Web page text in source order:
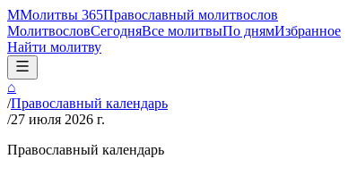
ММолитвы 365Православный молитвослов
МолитвословСегодняВсе молитвыПо днямИзбранное
Найти молитву
⌂
/Православный календарь
/27 июля 2026 г.
Православный календарь